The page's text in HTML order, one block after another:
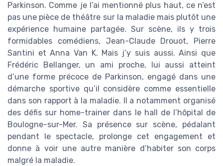
Parkinson. Comme je l’ai mentionné plus haut, ce n’est
pas une pièce de théâtre sur la maladie mais plutôt une
expérience humaine partagée. Sur scène, ils y trois
formidables comédiens, Jean-Claude Drouot, Pierre
Santini et Anna Van K. Mais j’y suis aussi. Ainsi que
Frédéric Bellanger, un ami proche, lui aussi atteint
d’une forme précoce de Parkinson, engagé dans une
démarche sportive qu’il considère comme essentielle
dans son rapport à la maladie. Il a notamment organisé
des défis sur home-trainer dans le hall de l’hôpital de
Boulogne-sur-Mer. Sa présence sur scène, pédalant
pendant le spectacle, prolonge cet engagement et
donne à voir une autre manière d’habiter son corps
malgré la maladie.